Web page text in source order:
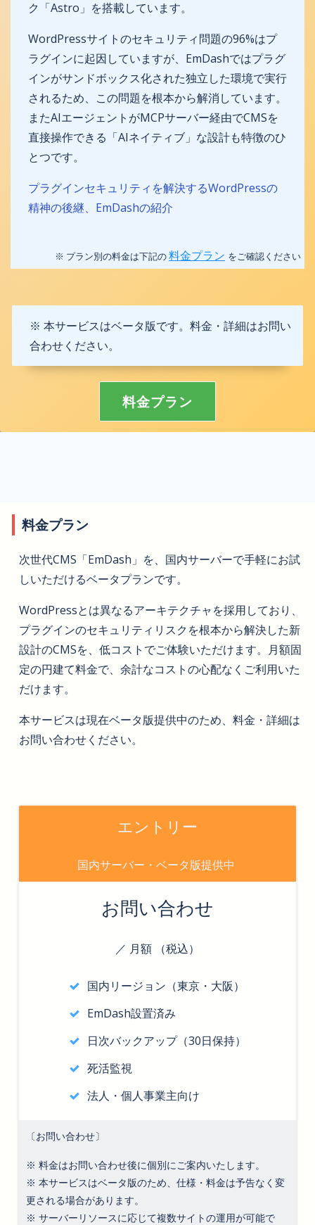
ク「Astro」を搭載しています。
WordPressサイトのセキュリティ問題の96%はプ
ラグインに起因していますが、EmDashではプラグ
インがサンドボックス化された独立した環境で実行
されるため、この問題を根本から解消しています。
またAIエージェントがMCPサーバー経由でCMSを
直接操作できる「AIネイティブ」な設計も特徴のひ
とつです。
プラグインセキュリティを解決するWordPressの
精神の後継、EmDashの紹介
※ プラン別の料金は下記の料金プラン をご確認ください
※ 本サービスはベータ版です。料金・詳細はお問い
合わせください。
料金プラン
料金プラン
次世代CMS「EmDash」を、国内サーバーで手軽にお試
しいただけるベータプランです。
WordPressとは異なるアーキテクチャを採用しており、
プラグインのセキュリティリスクを根本から解決した新
設計のCMSを、低コストでご体験いただけます。月額固
定の円建て料金で、余計なコストの心配なくご利用いた
だけます。
本サービスは現在ベータ版提供中のため、料金・詳細は
お問い合わせください。
エントリー
国内サーバー・ベータ版提供中
お問い合わせ
／ 月額 （税込）
国内リージョン（東京・大阪）
EmDash設置済み
日次バックアップ（30日保持）
死活監視
法人・個人事業主向け
〔お問い合わせ〕
※ 料金はお問い合わせ後に個別にご案内いたします。
※ 本サービスはベータ版のため、仕様・料金は予告なく変
更される場合があります。
※ サーバーリソースに応じて複数サイトの運用が可能で